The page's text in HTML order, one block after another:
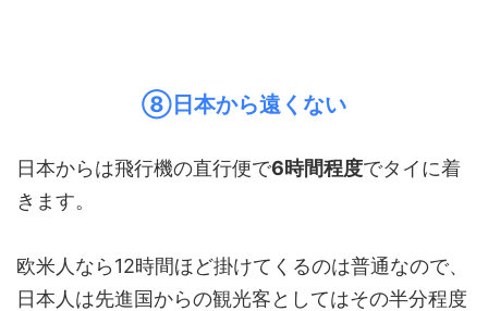
⑧日本から遠くない
日本からは飛行機の直行便で6時間程度でタイに着
きます。
欧米人なら12時間ほど掛けてくるのは普通なので、
日本人は先進国からの観光客としてはその半分程度